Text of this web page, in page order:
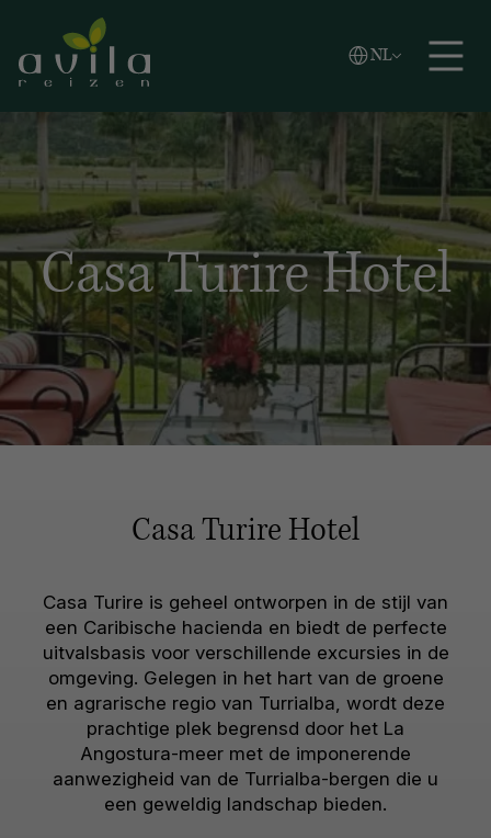
Zoeken
NL
Vlaams
English
Casa Turire Hotel
Casa Turire Hotel
Casa Turire is geheel ontworpen in de stijl van
een Caribische hacienda en biedt de perfecte
uitvalsbasis voor verschillende excursies in de
omgeving. Gelegen in het hart van de groene
en agrarische regio van Turrialba, wordt deze
prachtige plek begrensd door het La
Angostura-meer met de imponerende
aanwezigheid van de Turrialba-bergen die u
een geweldig landschap bieden.